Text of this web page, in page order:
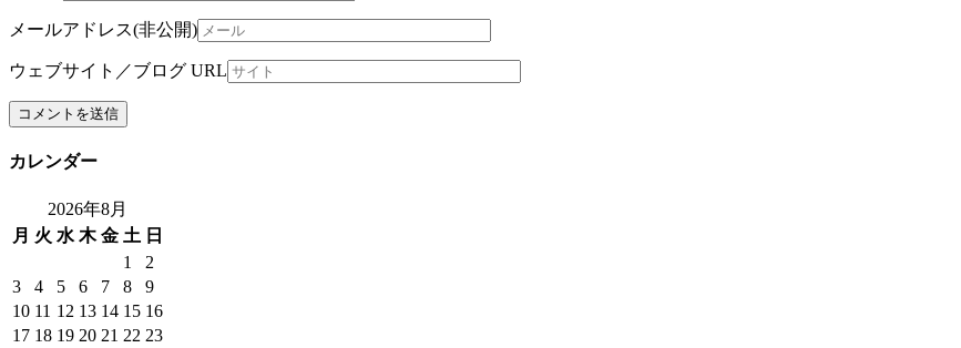
メールアドレス(非公開)
ウェブサイト／ブログ URL
カレンダー
2026年8月
月 火 水 木 金 土 日
1
2
3
4 5 6 7 8
9
10 11 12 13 14 15 16
17 18 19 20 21 22 23